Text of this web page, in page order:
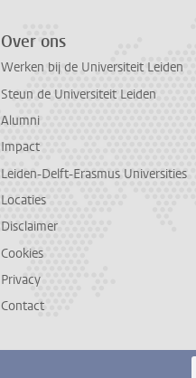
Over ons
Werken bij de Universiteit Leiden
Steun de Universiteit Leiden
Alumni
Impact
Leiden-Delft-Erasmus Universities
Locaties
Disclaimer
Cookies
Privacy
Contact